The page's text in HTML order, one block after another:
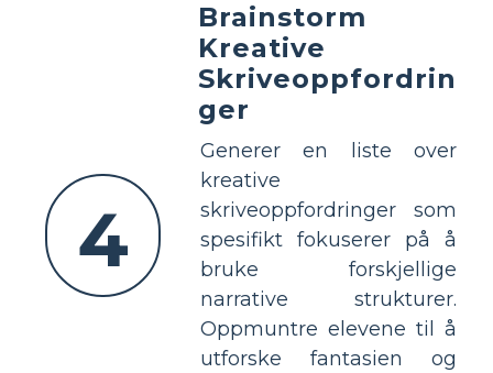
4
Brainstorm
Kreative
Skriveoppfordrin
ger
Generer en liste over
kreative
skriveoppfordringer som
spesifikt fokuserer på å
bruke forskjellige
narrative strukturer.
Oppmuntre elevene til å
utforske fantasien og